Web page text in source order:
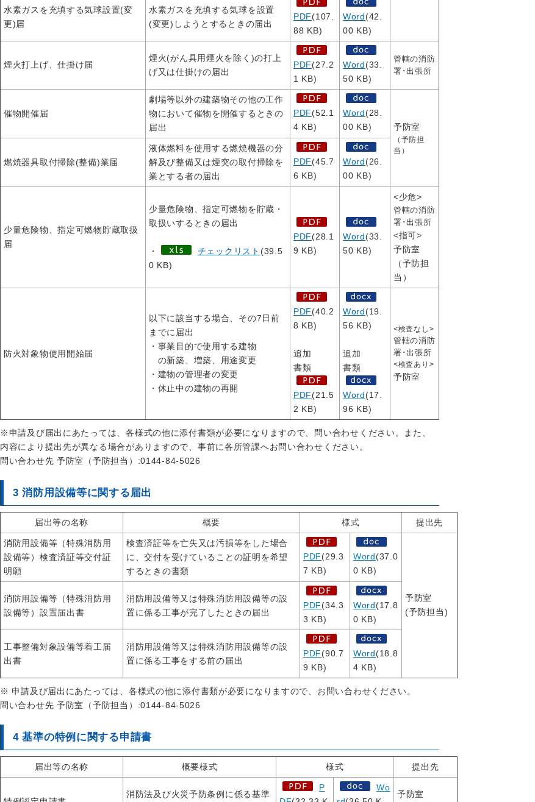
水素ガスを充填する気球設置(変
更)届
水素ガスを充填する気球を設置
(変更)しようとするときの届出
PDF(107.
88 KB)
Word(42.
00 KB)
煙火打上げ、仕掛け届
煙火(がん具用煙火を除く)の打上
げ又は仕掛けの届出
PDF(27.2
1 KB)
Word(33.
50 KB)
管轄の消防
署･出張所
催物開催届
劇場等以外の建築物その他の工作
物において催物を開催するときの
届出
PDF(52.1
4 KB)
Word(28.
00 KB)
予防室
（予防担
当）
燃焼器具取付掃除(整備)業届
液体燃料を使用する燃焼機器の分
解及び整備又は煙突の取付掃除を
業とする者の届出
PDF(45.7
6 KB)
Word(26.
00 KB)
少量危険物、指定可燃物貯蔵取扱
届
少量危険物、指定可燃物を貯蔵・
取扱いするときの届出
・ チェックリスト (39.5
0 KB)
PDF(28.1
9 KB)
Word(33.
50 KB)
<少危>
管轄の消防
署･出張所
<指可>
予防室
（予防担
当）
防火対象物使用開始届
以下に該当する場合、その7日前
までに届出
・事業目的で使用する建物
の新築、増築、用途変更
・建物の管理者の変更
・休止中の建物の再開
PDF(40.2
8 KB)
追加
書類
PDF(21.5
2 KB)
Word(19.
56 KB)
追加
書類
Word(17.
96 KB)
<検査なし>
管轄の消防
署･出張所
<検査あり>
予防室
※申請及び届出にあたっては、各様式の他に添付書類が必要になりますので、問い合わせください。また、
内容により提出先が異なる場合がありますので、事前に各所管課へお問い合わせください。
問い合わせ先 予防室（予防担当）:0144-84-5026
3 消防用設備等に関する届出
届出等の名称 概要 様式 提出先
消防用設備等（特殊消防用
設備等）検査済証等交付証
明願
検査済証等を亡失又は汚損等をした場合
に、交付を受けていることの証明を希望
するときの書類
PDF(29.3
7 KB)
Word(37.0
0 KB)
予防室
(予防担当)
消防用設備等（特殊消防用
設備等）設置届出書
消防用設備等又は特殊消防用設備等の設
置に係る工事が完了したときの届出
PDF(34.3
3 KB)
Word(17.8
0 KB)
工事整備対象設備等着工届
出書
消防用設備等又は特殊消防用設備等の設
置に係る工事をする前の届出
PDF(90.7
9 KB)
Word(18.8
4 KB)
※ 申請及び届出にあたっては、各様式の他に添付書類が必要になりますので、お問い合わせください。
問い合わせ先 予防室（予防担当）:0144-84-5026
4 基準の特例に関する申請書
届出等の名称 概要様式 様式 提出先
消防法及び火災予防条例に係る基準
P
Wo
予防室